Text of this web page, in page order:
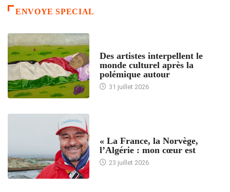
ENVOYE SPECIAL
Des artistes interpellent le
monde culturel après la
polémique autour
31 juillet 2026
« La France, la Norvège,
l’Algérie : mon cœur est
23 juillet 2026